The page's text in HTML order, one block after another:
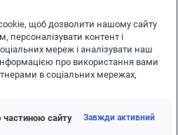
з кожним роком набуває все
феями, піратами, та
щоб дозволити нашому сайту
контент і
мереж і аналізувати наш
про використання вами
в соціальних мережах,
частиною сайту Завжди активний